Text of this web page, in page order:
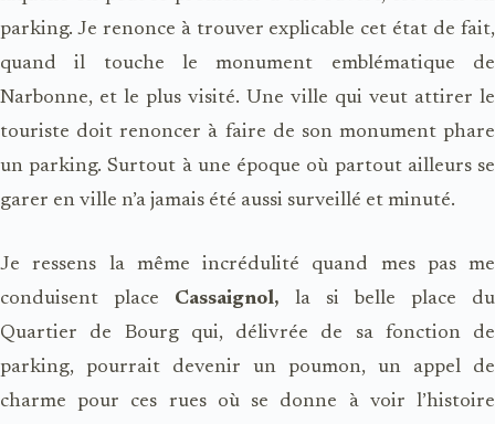
parking. Je renonce à trouver explicable cet état de fait,
quand il touche le monument emblématique de
Narbonne, et le plus visité. Une ville qui veut attirer le
touriste doit renoncer à faire de son monument phare
un parking. Surtout à une époque où partout ailleurs se
garer en ville n’a jamais été aussi surveillé et minuté.
Je ressens la même incrédulité quand mes pas me
conduisent place Cassaignol, la si belle place du
Quartier de Bourg qui, délivrée de sa fonction de
parking, pourrait devenir un poumon, un appel de
charme pour ces rues où se donne à voir l’histoire